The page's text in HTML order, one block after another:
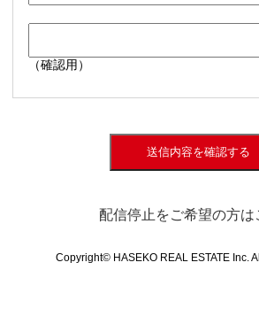
（確認用）
送信内容を確認する
配信停止をご希望の方は
Copyright© HASEKO REAL ESTATE Inc.